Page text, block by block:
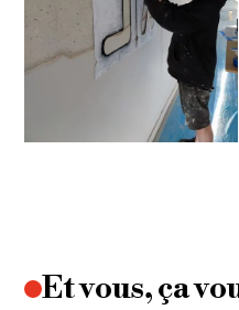
Et vous, ça